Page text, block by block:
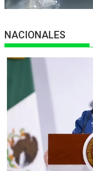
NACIONALES